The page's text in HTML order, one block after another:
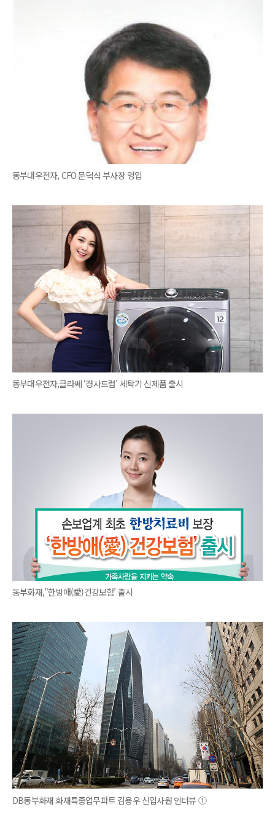
동부대우전자, CFO 문덕식 부사장 영입
동부대우전자,클라쎄 ‘경사드럼’ 세탁기 신제품 출시
동부화재,''한방애(愛)건강보험’ 출시
DB동부화재 화재특종업무파트 김용우 신입사원 인터뷰 ①